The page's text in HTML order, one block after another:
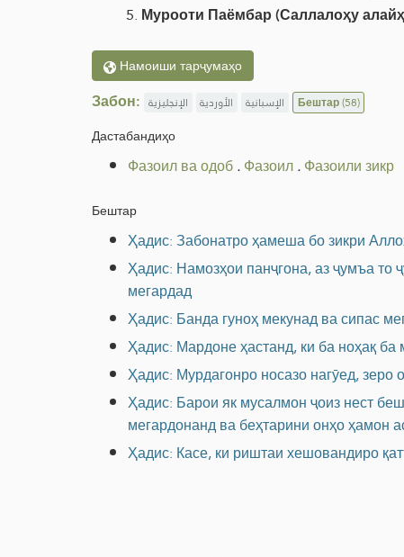
Мурооти Паёмбар (Саллалоҳу
Намоиши тарҷумаҳо
Забон: الإنجليزية الأوردية الإسبانية Бештар(58)
Дастабандиҳо
Фазоил ва одоб.Фазоил.Фазоили зикр
Бештар
Ҳадис: Забонатро ҳамеша бо зикри
Ҳадис: Намозҳои панҷгона, аз ҷумъа то
мегардад
Ҳадис: Банда гуноҳ мекунад ва сипас
Ҳадис: Мардоне ҳастанд, ки ба ноҳақ
Ҳадис: Мурдагонро носазо нагӯед,
Ҳадис: Барои як мусалмон ҷоиз нест
мегардонанд ва беҳтарини онҳо ҳамон
Ҳадис: Касе, ки риштаи хешовандиро